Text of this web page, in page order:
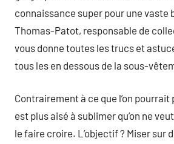
connaissance super pour une vaste
Thomas-Patot, responsable de
vous donne toutes les trucs et
tous les en dessous de la sous-
Contrairement à ce que l’on
est plus aisé à sublimer qu’on ne
le faire croire. L’objectif ? Miser sur